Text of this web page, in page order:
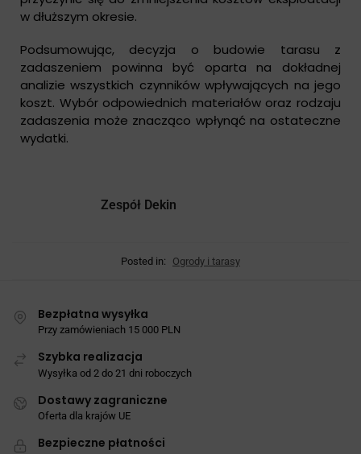
w dłuższym okresie.
Podsumowując, decyzja o budowie tarasu z
zadaszeniem powinna być oparta na dokładnej
analizie wszystkich czynników wpływających na jego
koszt. Wybór odpowiednich materiałów oraz rodzaju
zadaszenia może znacząco wpłynąć na ostateczne
wydatki.
Zespół Dekin
Posted in: Ogrody i tarasy
Bezpłatna wysyłka
Przy zamówieniach 15 000 PLN
Szybka realizacja
Wysyłka od 2 do 21 dni roboczych
Dostawy zagraniczne
Oferta dla krajów UE
Bezpieczne płatności